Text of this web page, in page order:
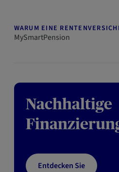
WARUM EINE
MySmartPension
Nachhaltige
Entdecken Sie